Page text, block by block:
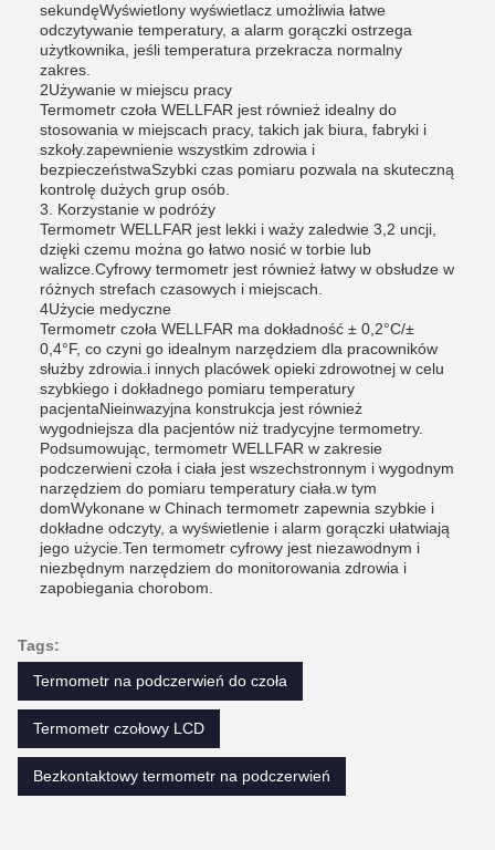
sekundęWyświetlony wyświetlacz umożliwia łatwe
odczytywanie temperatury, a alarm gorączki ostrzega
użytkownika, jeśli temperatura przekracza normalny
zakres.
2Używanie w miejscu pracy
Termometr czoła WELLFAR jest również idealny do
stosowania w miejscach pracy, takich jak biura, fabryki i
szkoły.zapewnienie wszystkim zdrowia i
bezpieczeństwaSzybki czas pomiaru pozwala na skuteczną
kontrolę dużych grup osób.
3. Korzystanie w podróży
Termometr WELLFAR jest lekki i waży zaledwie 3,2 uncji,
dzięki czemu można go łatwo nosić w torbie lub
walizce.Cyfrowy termometr jest również łatwy w obsłudze w
różnych strefach czasowych i miejscach.
4Użycie medyczne
Termometr czoła WELLFAR ma dokładność ± 0,2°C/±
0,4°F, co czyni go idealnym narzędziem dla pracowników
służby zdrowia.i innych placówek opieki zdrowotnej w celu
szybkiego i dokładnego pomiaru temperatury
pacjentaNieinwazyjna konstrukcja jest również
wygodniejsza dla pacjentów niż tradycyjne termometry.
Podsumowując, termometr WELLFAR w zakresie
podczerwieni czoła i ciała jest wszechstronnym i wygodnym
narzędziem do pomiaru temperatury ciała.w tym
domWykonane w Chinach termometr zapewnia szybkie i
dokładne odczyty, a wyświetlenie i alarm gorączki ułatwiają
jego użycie.Ten termometr cyfrowy jest niezawodnym i
niezbędnym narzędziem do monitorowania zdrowia i
zapobiegania chorobom.
Tags:
Termometr na podczerwień do czoła
Termometr czołowy LCD
Bezkontaktowy termometr na podczerwień